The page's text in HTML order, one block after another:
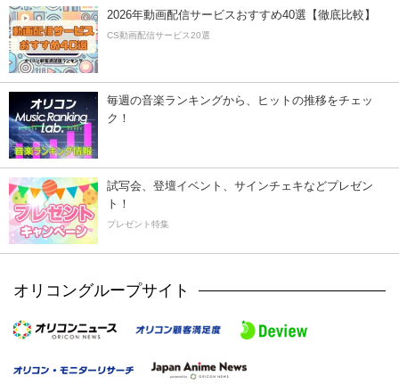
2026年動画配信サービスおすすめ40選【徹底比較】
CS動画配信サービス20選
毎週の音楽ランキングから、ヒットの推移をチェッ
ク！
試写会、登壇イベント、サインチェキなどプレゼン
ト！
プレゼント特集
オリコングループサイト